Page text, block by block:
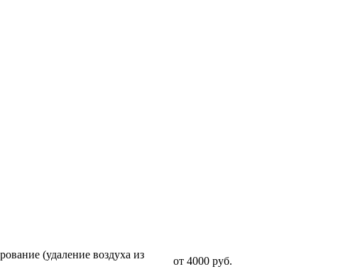
(удаление воздуха из
от 4000 руб.